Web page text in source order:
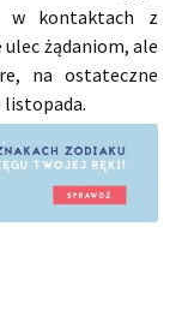
w kontaktach z
ulec żądaniom, ale
na ostateczne
listopada.